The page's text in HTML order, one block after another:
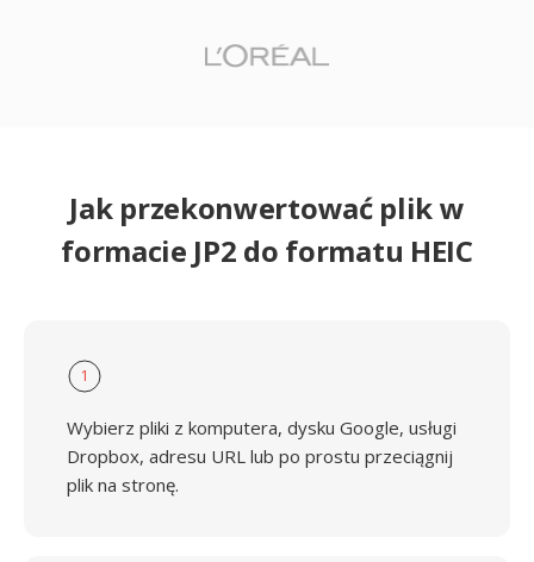
Jak przekonwertować plik w
formacie JP2 do formatu HEIC
1
Wybierz pliki z komputera, dysku Google, usługi
Dropbox, adresu URL lub po prostu przeciągnij
plik na stronę.